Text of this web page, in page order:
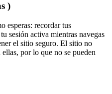
)
esperas: recordar tus
sesión activa mientras navegas
el sitio seguro. El sitio no
por lo que no se pueden